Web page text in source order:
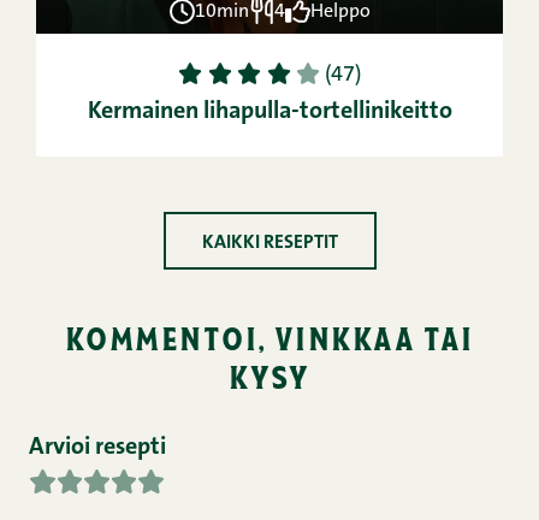
10min 4 Helppo
1 2 3 4 5 (47)
Kermainen lihapulla-tortellinikeitto
KAIKKI RESEPTIT
kommentoi, vinkkaa tai
kysy
Arvioi resepti